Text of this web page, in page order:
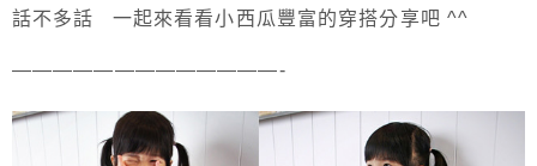
話不多話 一起來看看小西瓜豐富的穿搭分享吧 ^^
—————————————-